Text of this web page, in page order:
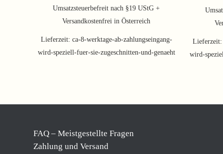
Umsatzsteuerbefreit nach §19 UStG +
Versandkostenfrei in Österreich
Lieferzeit: ca-8-werktage-ab-zahlungseingang-
wird-speziell-fuer-sie-zugeschnitten-und-genaeht
wird-
FAQ – Meistgestellte Fragen
Zahlung und Versand